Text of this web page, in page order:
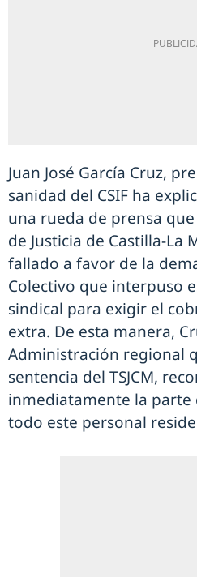
Juan José García Cruz,
sanidad del CSIF ha
una rueda de prensa
de Justicia de Castilla-La
fallado a favor de la
Colectivo que interpuso
sindical para exigir el
extra. De esta manera,
Administración regional
sentencia del TSJCM,
inmediatamente la parte
todo este personal